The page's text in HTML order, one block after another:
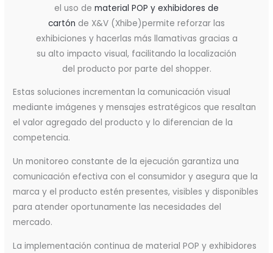
el uso de material POP y exhibidores de
cartón de X&V (Xhibe)permite reforzar las
exhibiciones y hacerlas más llamativas gracias a
su alto impacto visual, facilitando la localización
del producto por parte del shopper.
Estas soluciones incrementan la comunicación visual
mediante imágenes y mensajes estratégicos que resaltan
el valor agregado del producto y lo diferencian de la
competencia.
Un monitoreo constante de la ejecución garantiza una
comunicación efectiva con el consumidor y asegura que la
marca y el producto estén presentes, visibles y disponibles
para atender oportunamente las necesidades del
mercado.
La implementación continua de material POP y exhibidores